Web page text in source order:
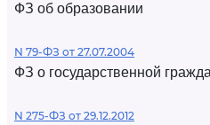
ФЗ об образовании
N 79-ФЗ от 27.07.2004
ФЗ о государственной
N 275-ФЗ от 29.12.2012